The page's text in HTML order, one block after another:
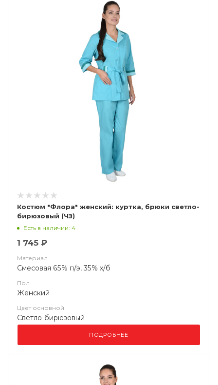
Костюм "Флора" женский: куртка, брюки светло-
бирюзовый (ЧЗ)
Есть в наличии: 4
1 745 ₽
Материал
Смесовая 65% п/э, 35% х/б
Пол
Женский
Цвет основной
Светло-бирюзовый
ПОДРОБНЕЕ